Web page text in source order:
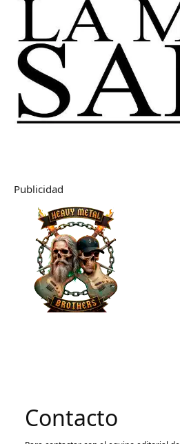
Publicidad
Contacto